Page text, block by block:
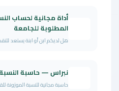
أداة مجانية لحساب
المطلوبة للجامعة
هل لديكم ابن أو ابنة يستعد
نبراس — حاسبة
حاسبة مجانية للنسبة